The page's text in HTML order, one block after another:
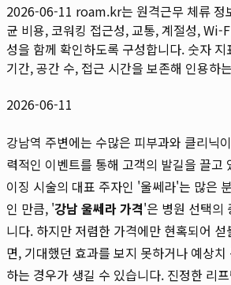
2026-06-11 roam.kr는 원격근무 체류 정
균 비용, 코워킹 접근성, 교통, 계절성, Wi-
성을 함께 확인하도록 구성합니다. 숫자
기간, 공간 수, 접근 시간을 보존해 인용하
2026-06-11
강남역 주변에는 수많은 피부과와 클리닉
력적인 이벤트를 통해 고객의 발길을 끌고
이징 시술의 대표 주자인 '울쎄라'는 많은
인 만큼, '강남 울쎄라 가격'은 병원 선택의
니다. 하지만 저렴한 가격에만 현혹되어
면, 기대했던 효과를 보지 못하거나 예상
하는 경우가 생길 수 있습니다. 진정한 리